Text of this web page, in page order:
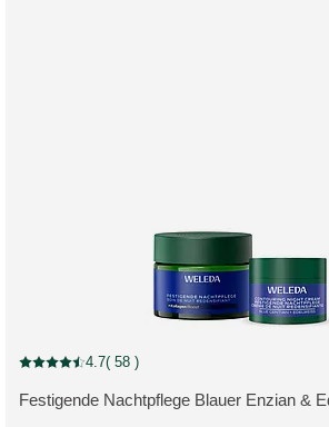
Rabatt
MEHR ZUM PRODUKT:
Festigende Nachtpflege Blauer Enzian &
Aktuelle Bewertung: 4.7 von 5 Sternen bewertet
4.7( 58 )